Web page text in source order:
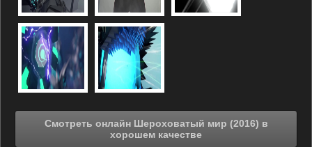
Смотреть онлайн Шероховатый мир (2016) в
хорошем качестве